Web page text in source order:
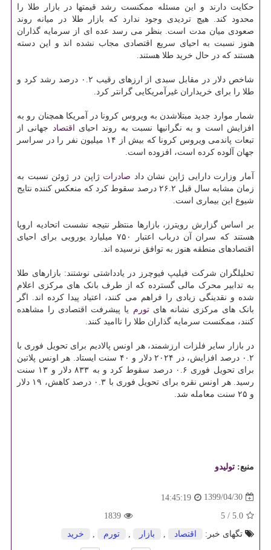
حکایت دارند و این مسئله ممکنست رشد قیمتها در بازار طلا را
محدود کند. هیچ تردیدی وجود ندارد که بازار طلا در میانه روند
صعودی میان مدت است. بنظر می رسد عده ای از سرمایه گذاران
هنوز نسبت به احیای سریع اقتصادی مجاب نشده اند و این دسته
هستند که در حال خرید طلا هستند.
شاخص دلار در مقابل سبدی از ارزهای رقیب ۰.۲ درصد رشد کرد و
طلا را برای خریداران غیرآمریکایی گرانتر کرد.
شمار موارد جدید مبتلاشدن به ویروس کرونا در آمریکا همچنان رو به
افزایش است و به نگرانیها نسبت به روند احیای
اقتصاد جهانی از
تبعات پاندمی ویروس کرونا که بیش از ۱۴ میلیون نفر را در سراسر
جهان آلوده کرده است، افزوده است.
آمار وزارت دارایی ژاپن نشان داد صادرات ژاپن در ژوئن نسبت به
زمان مشابه سال قبل ۲۶.۲ درصد سقوط کرد که منعکس کننده نتایج
شیوع این بیماری است.
بر اساس گزارش رویترز، بازارها منتظر نتیجه نشست اتحادیه اروپا
هستند که سران آن درباب اعتبار ۷۵۰ میلیارد یورویی برای احیای
اقتصادهای منطقه هنوز به توافق نرسیده اند.
تحلیلگران شرکت فیلیپ فیوچرز در یادداشتی نوشتند: بازارهای طلا
به تدابیر محرک مالی گسترده که از طرف بانک های مرکزی اعلام
شده و نقدینگی زیادی را فراهم می کنند، اعتیاد پیدا کرده اند. اگر
بانک های مرکزی نشانه هایتورم یا پیشرفت اقتصادی را مشاهده
کنند، ممکنست سرمایه گذاران طلا را ناامید کنند.
در بازار سایر فلزات ارزشمند، هر اونس پالادیم برای تحویل فوری با
۰.۲ درصد افزایش، در ۲۰۲۴ دلار و ۴۰ سنت ایستاد. هر اونس پلاتین
برای تحویل فوری ۰.۶ درصد سقوط کرد و به ۸۳۳ دلار و ۱۳ سنت
رسید. هر اونس نقره برای تحویل فوری با ۰.۳ درصد کاهش، ۱۹ دلار
و ۲۵ سنت معامله شد.
منبع: تولیدو
1399/04/30
14:45:19
5.0
/
5
1839
تگهای خبر:
اقتصاد بازار تورم خرید